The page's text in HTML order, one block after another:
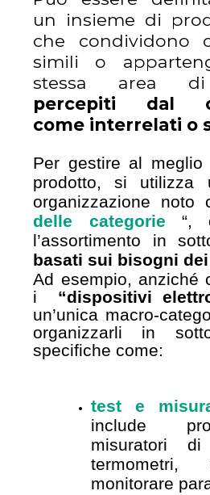
un insieme di
che condividono
simili o
stessa area di
percepiti dal
come interrelati o
Per gestire al
prodotto, si utilizza
organizzazione noto
delle categorie “,
l’assortimento in
basati sui bisogni
Ad esempio, anziché
i “dispositivi
un’unica macro-
organizzarli in
specifiche come:
test e
include
misuratori
termometri,
monitorare